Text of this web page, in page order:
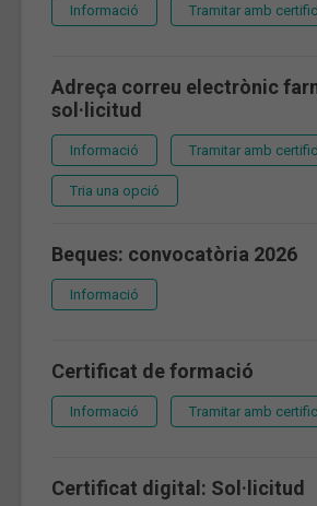
Informació Tramitar amb
Adreça correu electrònic
sol·licitud
Informació Tramitar amb
Tria una opció
Beques: convocatòria 2026
Informació
Certificat de formació
Informació Tramitar amb
Certificat digital: Sol·licitud